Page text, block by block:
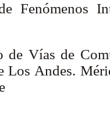
Fenómenos
de Vías de
Los Andes.